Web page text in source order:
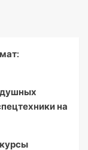
на